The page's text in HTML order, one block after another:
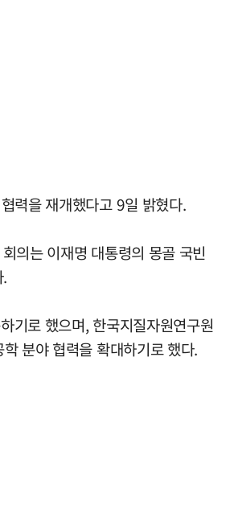
력을 재개했다고 9일 밝혔다.
의는 이재명 대통령의 몽골 국빈
기로 했으며, 한국지질자원연구원
분야 협력을 확대하기로 했다.